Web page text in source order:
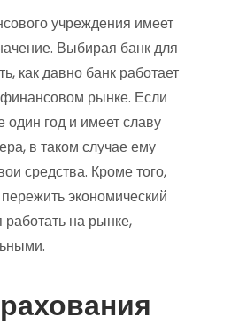
учреждения имеет
Выбирая банк для
как давно банк работает
рынке. Если
один год и имеет славу
в таком случае ему
средства. Кроме того,
экономический
работать на рынке,